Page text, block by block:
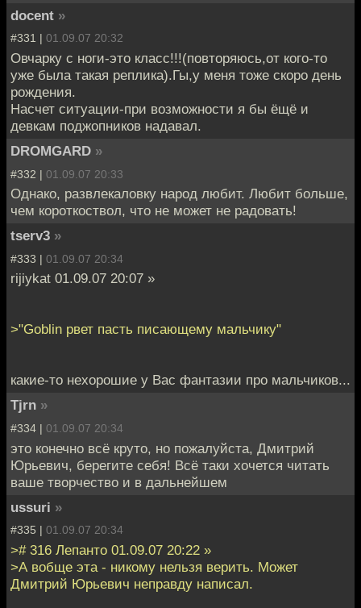
docent »
#331 | 01.09.07 20:32
Овчарку с ноги-это класс!!!(повторяюсь,от кого-то
уже была такая реплика).Гы,у меня тоже скоро день
рождения.
Насчет ситуации-при возможности я бы ёщё и
девкам поджопников надавал.
DROMGARD »
#332 | 01.09.07 20:33
Однако, развлекаловку народ любит. Любит больше,
чем короткоствол, что не может не радовать!
tserv3 »
#333 | 01.09.07 20:34
rijiykat 01.09.07 20:07 »
>"Goblin рвет пасть писающему мальчику"
какие-то нехорошие у Вас фантазии про мальчиков...
Tjrn »
#334 | 01.09.07 20:34
это конечно всё круто, но пожалуйста, Дмитрий
Юрьевич, берегите себя! Всё таки хочется читать
ваше творчество и в дальнейшем
ussuri »
#335 | 01.09.07 20:34
># 316 Лепанто 01.09.07 20:22 »
>А вобще эта - никому нельзя верить. Может
Дмитрий Юрьевич неправду написал.